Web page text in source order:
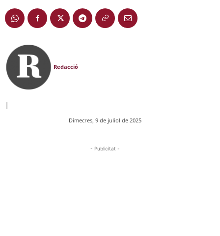
Redacció
|
Dimecres, 9 de juliol de 2025
- Publicitat -